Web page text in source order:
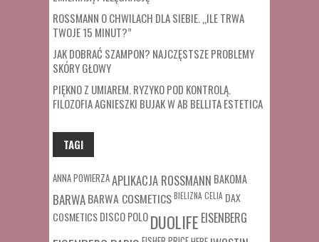
ROSSMANN O CHWILACH DLA SIEBIE. „ILE TRWA
TWOJE 15 MINUT?”
JAK DOBRAĆ SZAMPON? NAJCZĘSTSZE PROBLEMY
SKÓRY GŁOWY
PIĘKNO Z UMIAREM. RYZYKO POD KONTROLĄ.
FILOZOFIA AGNIESZKI BUJAK W AB BELLITA ESTETICA
TAGI
ANNA POWIERZAAPLIKACJA ROSSMANN BAKOMA
BARWABARWA COSMETICSBIELIZNA CELIA DAX
COSMETICSDISCO POLODUOLIFE EISENBERG